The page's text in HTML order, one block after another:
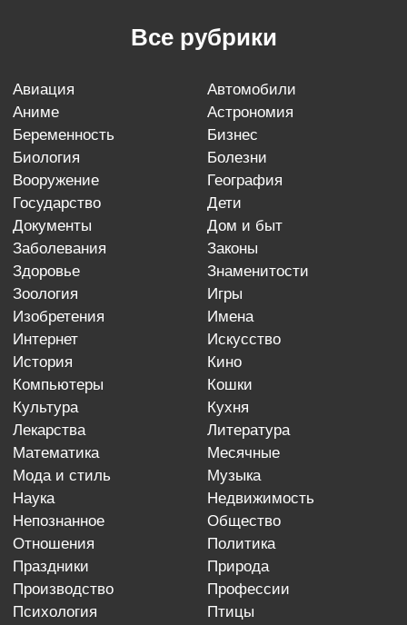
Все рубрики
авиация
автомобили
аниме
астрономия
беременность
бизнес
биология
болезни
вооружение
география
государство
дети
документы
дом и быт
заболевания
законы
здоровье
знаменитости
зоология
игры
изобретения
имена
интернет
искусство
история
кино
компьютеры
кошки
культура
кухня
лекарства
литература
математика
месячные
мода и стиль
музыка
наука
недвижимость
непознанное
общество
отношения
политика
праздники
природа
производство
профессии
психология
птицы